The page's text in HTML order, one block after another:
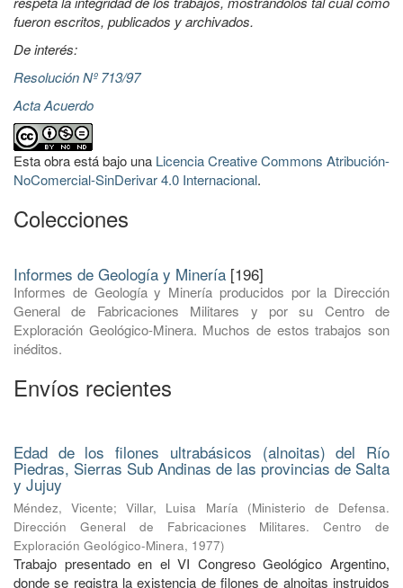
fueron escritos, publicados y archivados.
De interés:
Resolución Nº 713/97
Acta Acuerdo
Esta obra está bajo una Licencia Creative Commons Atribución-
NoComercial-SinDerivar 4.0 Internacional.
Colecciones
Informes de Geología y Minería [196]
Informes de Geología y Minería producidos por la Dirección
General de Fabricaciones Militares y por su Centro de
Exploración Geológico-Minera. Muchos de estos trabajos son
inéditos.
Envíos recientes
Edad de los filones ultrabásicos (alnoitas) del Río
Piedras, Sierras Sub Andinas de las provincias de Salta
y Jujuy
Méndez, Vicente;Villar, Luisa María (Ministerio de Defensa.
Dirección General de Fabricaciones Militares. Centro de
Exploración Geológico-Minera, 1977)
Trabajo presentado en el VI Congreso Geológico Argentino,
donde se registra la existencia de filones de alnoitas instruidos